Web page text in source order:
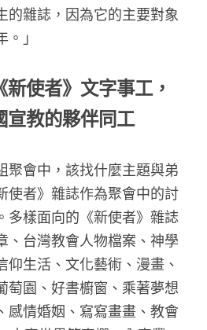
的雜誌，因為它的主要對象
」
使者》文字事工，
宣教的夥伴同工
聚會中，該找什麼主題與弟
使者》雜誌作為聚會中的討
多樣面向的《新使者》雜誌
、台灣教會人物檔案、神學
仰生活、文化藝術、漫畫、
萄園、好書櫥窗、乘著夢想
感情婚姻、寫寫畫畫、教會